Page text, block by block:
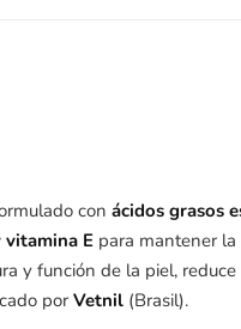
conácidos grasos
E para mantener
y función de la piel,
porVetnil (Brasil).